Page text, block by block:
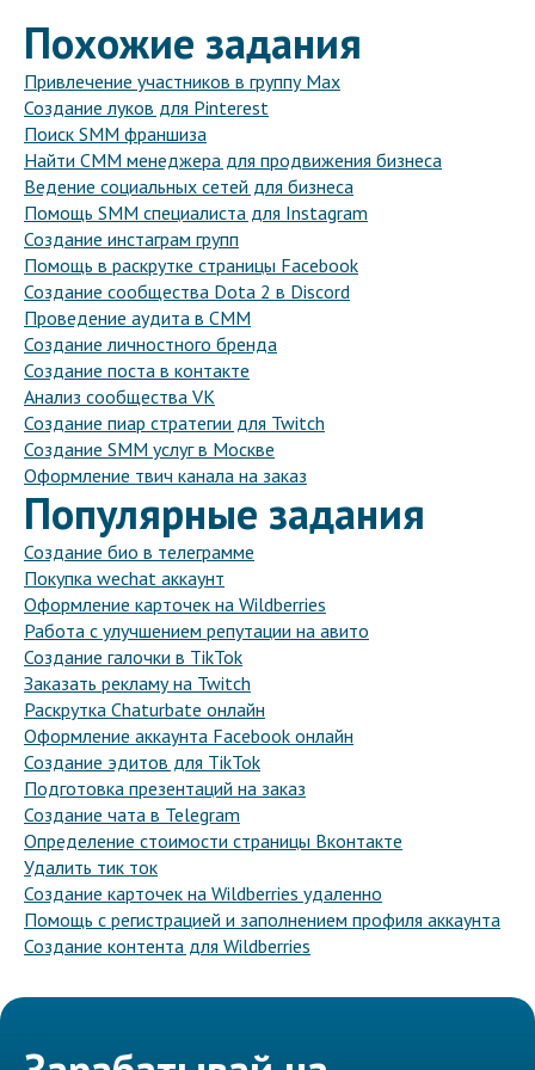
Похожие задания
Привлечение участников в группу Max
Создание луков для Pinterest
Поиск SMM франшиза
Найти СММ менеджера для продвижения бизнеса
Ведение социальных сетей для бизнеса
Помощь SMM специалиста для Instagram
Создание инстаграм групп
Помощь в раскрутке страницы Facebook
Создание сообщества Dota 2 в Discord
Проведение аудита в СММ
Создание личностного бренда
Создание поста в контакте
Анализ сообщества VK
Создание пиар стратегии для Twitch
Создание SMM услуг в Москве
Оформление твич канала на заказ
Популярные задания
Создание био в телеграмме
Покупка wechat аккаунт
Оформление карточек на Wildberries
Работа с улучшением репутации на авито
Создание галочки в TikTok
Заказать рекламу на Twitch
Раскрутка Chaturbate онлайн
Оформление аккаунта Facebook онлайн
Создание эдитов для TikTok
Подготовка презентаций на заказ
Создание чата в Telegram
Определение стоимости страницы Вконтакте
Удалить тик ток
Создание карточек на Wildberries удаленно
Помощь с регистрацией и заполнением профиля аккаунта
Создание контента для Wildberries